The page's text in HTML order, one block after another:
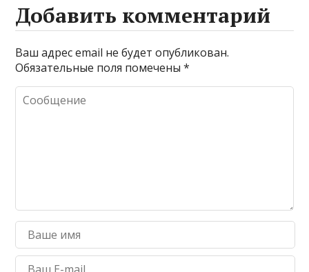
Добавить комментарий
Ваш адрес email не будет опубликован.
Обязательные поля помечены*